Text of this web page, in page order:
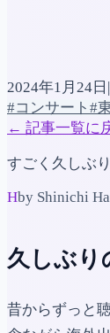
2024年1月24日 |
#コンサート #
← 記事一覧に
すごく久しぶ
Hby Shinichi
久しぶり
昔からずっと